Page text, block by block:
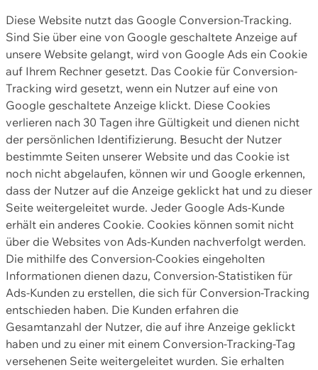
Diese Website nutzt das Google Conversion-Tracking.
Sind Sie über eine von Google geschaltete Anzeige auf
unsere Website gelangt, wird von Google Ads ein Cookie
auf Ihrem Rechner gesetzt. Das Cookie für Conversion-
Tracking wird gesetzt, wenn ein Nutzer auf eine von
Google geschaltete Anzeige klickt. Diese Cookies
verlieren nach 30 Tagen ihre Gültigkeit und dienen nicht
der persönlichen Identifizierung. Besucht der Nutzer
bestimmte Seiten unserer Website und das Cookie ist
noch nicht abgelaufen, können wir und Google erkennen,
dass der Nutzer auf die Anzeige geklickt hat und zu dieser
Seite weitergeleitet wurde. Jeder Google Ads-Kunde
erhält ein anderes Cookie. Cookies können somit nicht
über die Websites von Ads-Kunden nachverfolgt werden.
Die mithilfe des Conversion-Cookies eingeholten
Informationen dienen dazu, Conversion-Statistiken für
Ads-Kunden zu erstellen, die sich für Conversion-Tracking
entschieden haben. Die Kunden erfahren die
Gesamtanzahl der Nutzer, die auf ihre Anzeige geklickt
haben und zu einer mit einem Conversion-Tracking-Tag
versehenen Seite weitergeleitet wurden. Sie erhalten